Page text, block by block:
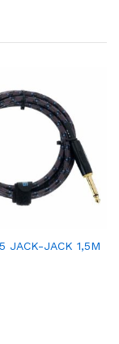
JACK-JACK 1,5M